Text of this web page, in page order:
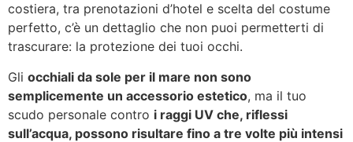
costiera, tra prenotazioni d’hotel e scelta del costume
perfetto, c’è un dettaglio che non puoi permetterti di
trascurare: la protezione dei tuoi occhi.
Gli occhiali da sole per il mare non sono
semplicemente un accessorio estetico, ma il tuo
scudo personale contro i raggi UV che, riflessi
sull’acqua, possono risultare fino a tre volte più intensi